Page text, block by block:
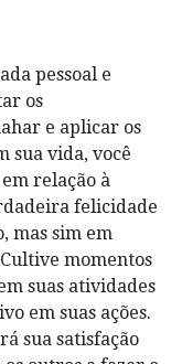
pessoal e
os
e aplicar os
sua vida, você
relação à
felicidade
mas sim em
momentos
suas atividades
em suas ações.
sua satisfação